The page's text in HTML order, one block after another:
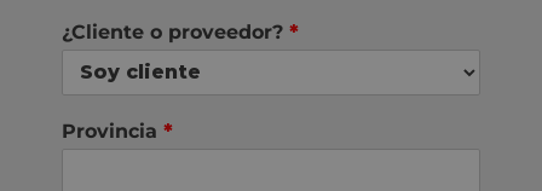
¿Cliente o proveedor? *
Provincia *